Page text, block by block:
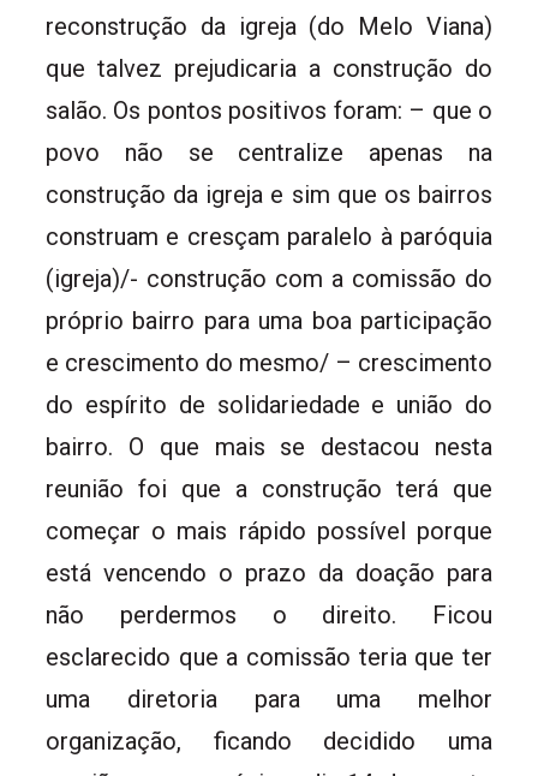
reconstrução da igreja (do Melo Viana)
que talvez prejudicaria a construção do
salão. Os pontos positivos foram: – que o
povo não se centralize apenas na
construção da igreja e sim que os bairros
construam e cresçam paralelo à paróquia
(igreja)/- construção com a comissão do
próprio bairro para uma boa participação
e crescimento do mesmo/ – crescimento
do espírito de solidariedade e união do
bairro. O que mais se destacou nesta
reunião foi que a construção terá que
começar o mais rápido possível porque
está vencendo o prazo da doação para
não perdermos o direito. Ficou
esclarecido que a comissão teria que ter
uma diretoria para uma melhor
organização, ficando decidido uma